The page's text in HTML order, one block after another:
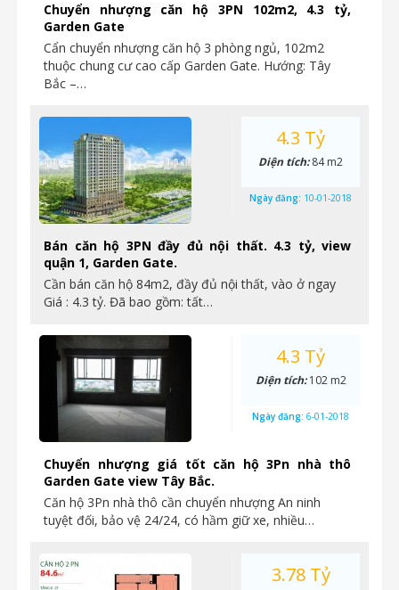
Chuyển nhượng căn hộ 3PN 102m2, 4.3 tỷ,
Garden Gate
Cẩn chuyển nhượng căn hộ 3 phòng ngủ, 102m2
thuộc chung cư cao cấp Garden Gate. Hướng: Tây
Bắc –…
Bán căn hộ 3PN đầy đủ nội thất. 4.3 tỷ, view
quận 1, Garden Gate.
Cần bán căn hộ 84m2, đầy đủ nội thất, vào ở ngay
Giá : 4.3 tỷ. Đã bao gồm: tất…
4.3 Tỷ
Diện tích:84 m2
Ngày đăng: 10-01-2018
Chuyển nhượng giá tốt căn hộ 3Pn nhà thô
Garden Gate view Tây Bắc.
Căn hộ 3Pn nhà thô cần chuyển nhượng An ninh
tuyệt đối, bảo vệ 24/24, có hầm giữ xe, nhiều…
4.3 Tỷ
Diện tích:102 m2
Ngày đăng: 6-01-2018
3.78 Tỷ